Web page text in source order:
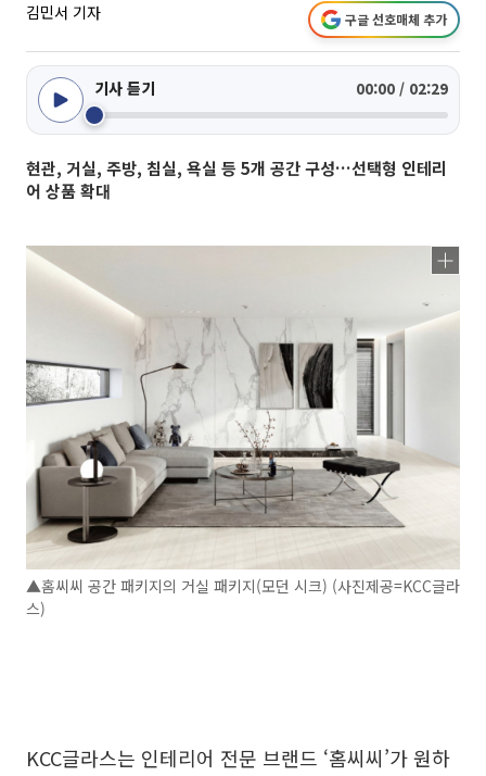
김민서 기자 구글 선호매체 추가
기사 듣기 00:00 / 02:29
현관, 거실, 주방, 침실, 욕실 등 5개 공간 구성…선택형 인테리
어 상품 확대
▲홈씨씨 공간 패키지의 거실 패키지(모던 시크) (사진제공=KCC글라
스)
KCC글라스는 인테리어 전문 브랜드 ‘홈씨씨’가 원하